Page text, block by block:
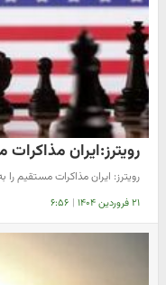
رویترز:ایران
رویترز: ایران مذاکرات مستقیم
۲۱ فروردین ۱۴۰۴ | ۶:۵۶